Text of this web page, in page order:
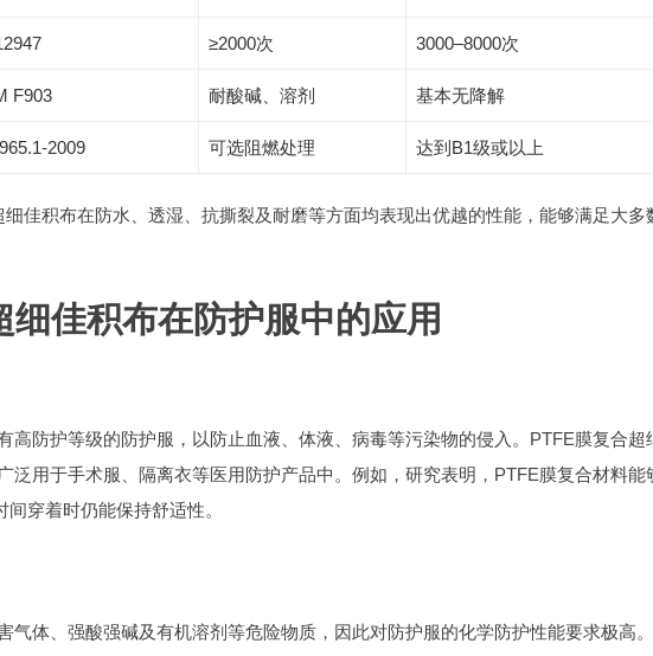
≥2000次 3000–8000次
F903 耐酸碱、溶剂 基本无降解
2009 可选阻燃处理 达到B1级或以上
佳积布在防水、透湿、抗撕裂及耐磨等方面均表现出优越的性能，能够满足大多
佳积布在防护服中的应用
高防护等级的防护服，以防止血液、体液、病毒等污染物的侵入。PTFE膜复合超
泛用于手术服、隔离衣等医用防护产品中。例如，研究表明，PTFE膜复合材料能
穿着时仍能保持舒适性。
气体、强酸强碱及有机溶剂等危险物质，因此对防护服的化学防护性能要求极高。